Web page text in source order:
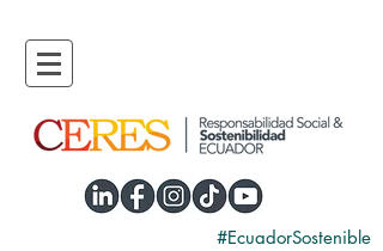
#EcuadorSostenible